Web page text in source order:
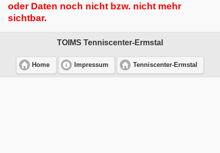
oder Daten noch nicht bzw. nicht mehr
sichtbar.
TOIMS Tenniscenter-Ermstal
Home Impressum Tenniscenter-Ermstal